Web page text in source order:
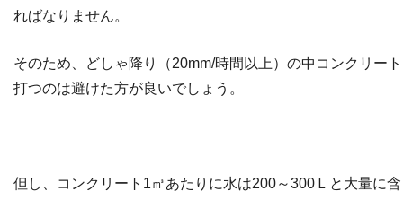
ればなりません。
そのため、どしゃ降り（20mm/時間以上）の中コンクリー
打つのは避けた方が良いでしょう。
但し、コンクリート1㎥あたりに水は200～300Ｌと大量に